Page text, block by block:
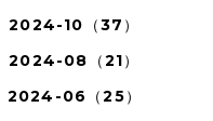
2024-10（37）
2024-08（21）
2024-06（25）